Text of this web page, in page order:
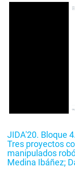
JIDA'20. Bloque
Tres proyectos
manipulados
Medina Ibáñez;